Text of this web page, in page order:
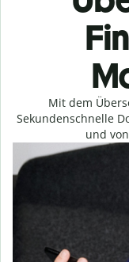
Mit dem
Sekundenschnelle
und